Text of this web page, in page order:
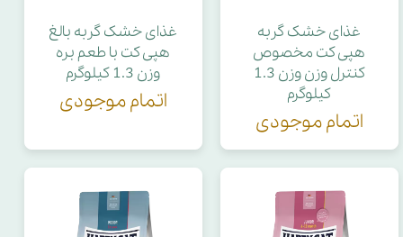
غذای خشک گربه
هپی کت مخصوص
کنترل وزن وزن 1.3
کیلوگرم
اتمام موجودی
غذای خشک گربه بالغ
هپی کت با طعم بره
وزن 1.3 کیلوگرم
اتمام موجودی